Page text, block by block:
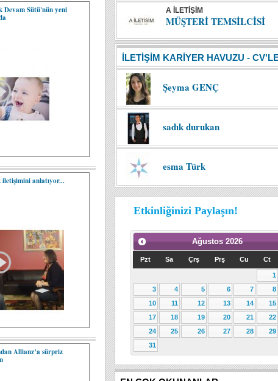
Devam Sütü'nün yeni
anlatıyor...
Allianz’a sürpriz
A İLETİŞİM
MÜŞTERİ TEMSİLCİSİ
İLETİŞİM KARİYER HAVUZU -
Şeyma GENÇ
sadık durukan
esma Türk
Etkinliğinizi Paylaşın!
Ağustos 2026
Pzt Sa Çrş Prş Cu Ct
1
3
4 5 6 7 8
10
11 12 13 14 15
17
18 19 20 21 22
24
25 26 27 28 29
31